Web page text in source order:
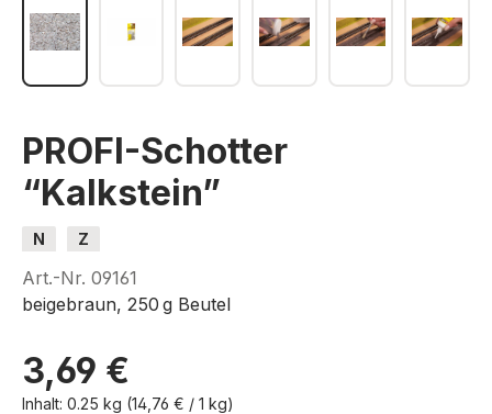
PROFI-Schotter
“Kalkstein”
N Z
Art.-Nr. 09161
beigebraun, 250 g Beutel
3,69 €
Inhalt: 0.25 kg (14,76 € / 1 kg)